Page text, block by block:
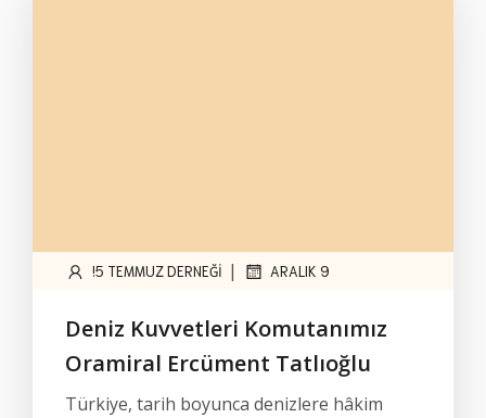
!5 TEMMUZ DERNEĞI | ARALIK 9
Deniz Kuvvetleri Komutanımız
Oramiral Ercüment Tatlıoğlu
Türkiye, tarih boyunca denizlere hâkim